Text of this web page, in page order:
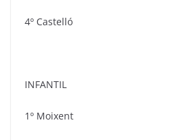
4º Castelló
INFANTIL
1º Moixent